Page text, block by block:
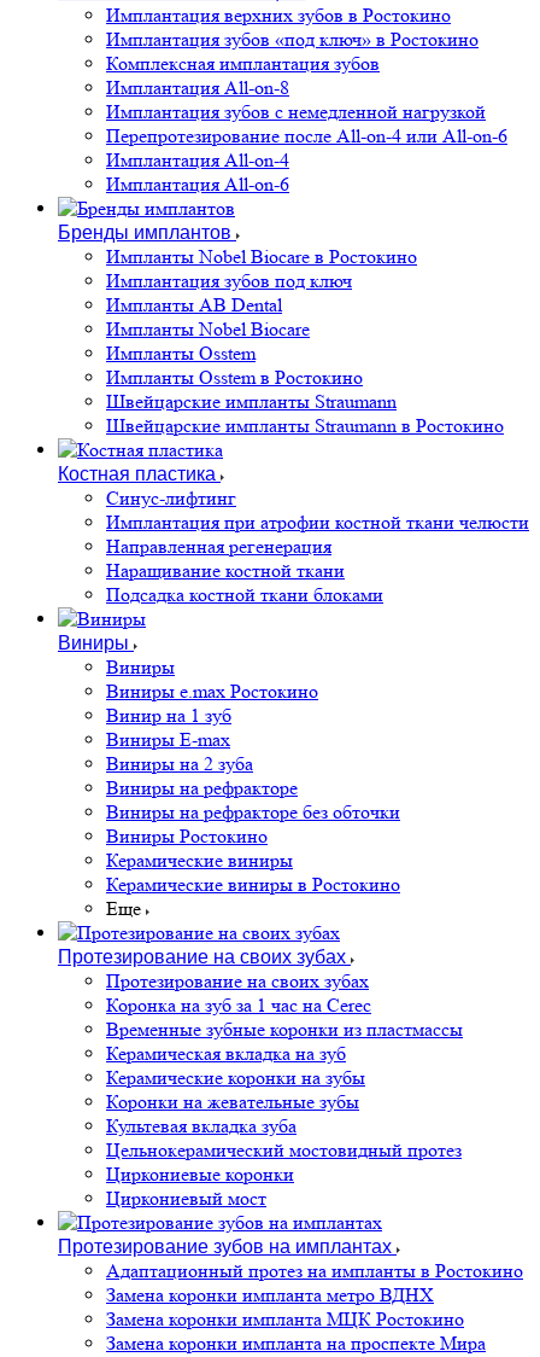
Имплантация верхних зубов в Ростокино
Имплантация зубов «под ключ» в Ростокино
Комплексная имплантация зубов
Имплантация All-on-8
Имплантация зубов с немедленной нагрузкой
Перепротезирование после All-on-4 или All-on-6
Имплантация All-on-4
Имплантация All-on-6
Бренды имплантов
Импланты Nobel Biocare в Ростокино
Имплантация зубов под ключ
Импланты AB Dental
Импланты Nobel Biocare
Импланты Osstem
Импланты Osstem в Ростокино
Швейцарские импланты Straumann
Швейцарские импланты Straumann в Ростокино
Костная пластика
Cинус-лифтинг
Имплантация при атрофии костной ткани челюсти
Направленная регенерация
Наращивание костной ткани
Подсадка костной ткани блоками
Виниры
Виниры
Виниры e.max Ростокино
Винир на 1 зуб
Виниры E-max
Виниры на 2 зуба
Виниры на рефракторе
Виниры на рефракторе без обточки
Виниры Ростокино
Керамические виниры
Керамические виниры в Ростокино
Еще
Протезирование на своих зубах
Протезирование на своих зубах
Коронка на зуб за 1 час на Cerec
Временные зубные коронки из пластмассы
Керамическая вкладка на зуб
Керамические коронки на зубы
Коронки на жевательные зубы
Культевая вкладка зуба
Цельнокерамический мостовидный протез
Циркониевые коронки
Циркониевый мост
Протезирование зубов на имплантах
Адаптационный протез на импланты в Ростокино
Замена коронки импланта метро ВДНХ
Замена коронки импланта МЦК Ростокино
Замена коронки импланта на проспекте Мира